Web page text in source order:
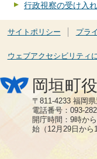
行政視察の受け入れ
サイトポリシー プラ
ウェブアクセシビリティ
岡垣町
〒811-4233 福岡
電話番号：093-
開庁時間：9時か
始（12月29日から